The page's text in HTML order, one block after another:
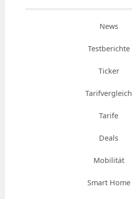
News
Testberichte
Ticker
Tarifvergleich
Tarife
Deals
Mobilität
Smart Home